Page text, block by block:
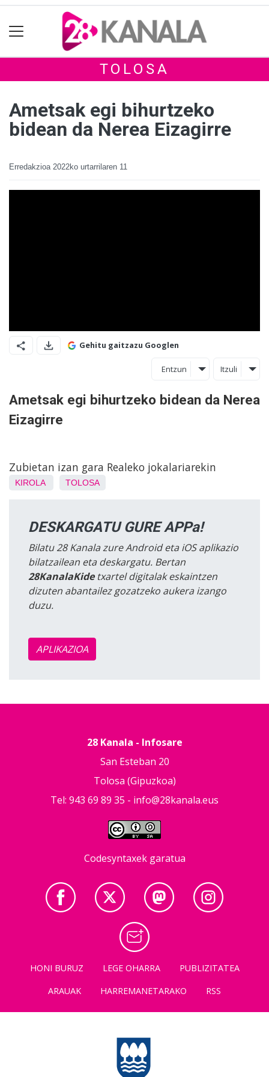
TOLOSA
Ametsak egi bihurtzeko
bidean da Nerea Eizagirre
Erredakzioa 2022ko urtarrilaren 11
Gehitu gaitzazu Googlen
Entzun Itzuli
Ametsak egi bihurtzeko bidean da Nerea
Eizagirre
Zubietan izan gara Realeko jokalariarekin
KIROLA TOLOSA
DESKARGATU GURE APPa!
Bilatu 28 Kanala zure Android eta iOS aplikazio
bilatzailean eta deskargatu. Bertan
28KanalaKidetxartel digitalak eskaintzen
dizuten abantailez gozatzeko aukera izango
duzu.
APLIKAZIOA
28 Kanala - Infosare
San Esteban 20
Tolosa (Gipuzkoa)
Tel: 943 69 89 35 - info@28kanala.eus
Codesyntaxek garatua
HONI BURUZ LEGE OHARRA
PUBLIZITATEA
ARAUAK
HARREMANETARAKO RSS